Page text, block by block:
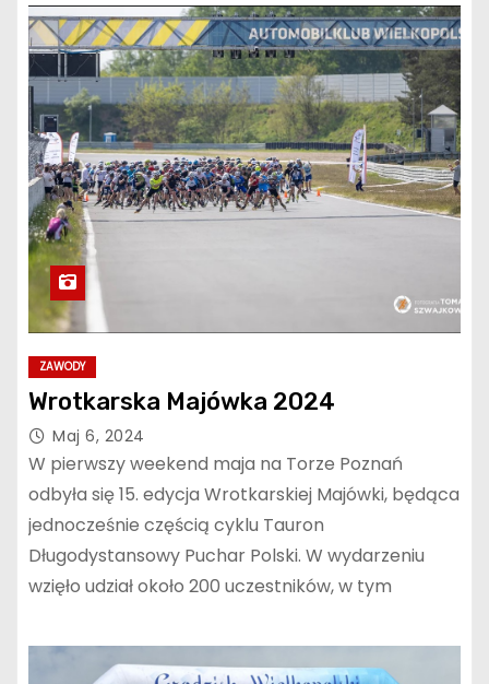
ZAWODY
Wrotkarska Majówka 2024
Maj 6, 2024
W pierwszy weekend maja na Torze Poznań
odbyła się 15. edycja Wrotkarskiej Majówki, będąca
jednocześnie częścią cyklu Tauron
Długodystansowy Puchar Polski. W wydarzeniu
wzięło udział około 200 uczestników, w tym